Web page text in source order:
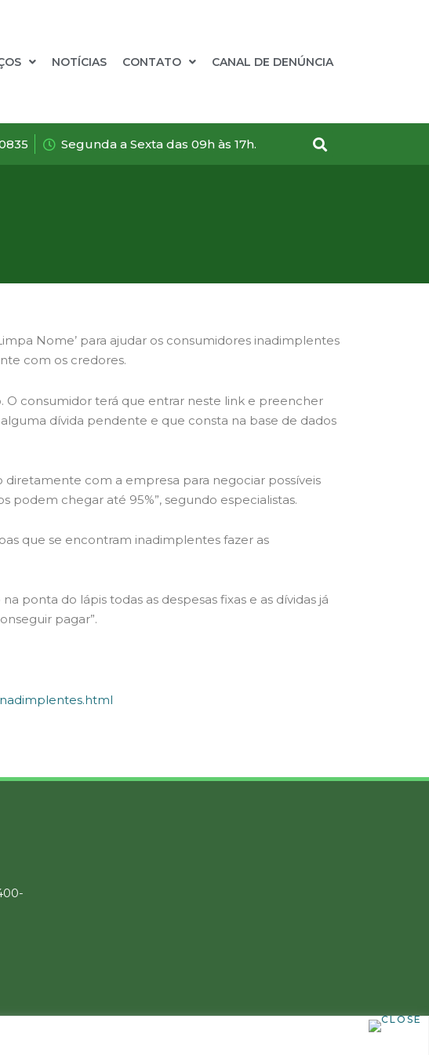
NOTÍCIAS CONTATO CANAL DE DENÚNCIA
Segunda a Sexta das 09h às 17h.
Nome’ para ajudar os consumidores inadimplentes
com os credores.
O consumidor terá que entrar neste link e preencher
dívida pendente e que consta na base de dados
com a empresa para negociar possíveis
podem chegar até 95%”, segundo especialistas.
que se encontram inadimplentes fazer as
ponta do lápis todas as despesas fixas e as dívidas já
pagar”.